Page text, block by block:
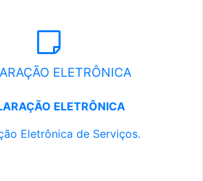
ELETRÔNICA
ELETRÔNICA
Eletrônica de Serviços.